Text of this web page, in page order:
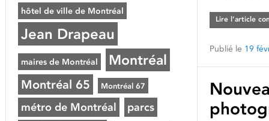
Lire l’article
Publié le 19
hôtel de ville de Montréal
Jean Drapeau
maires de Montréal Montréal
Montréal 65 Montréal 67
métro de Montréal parcs